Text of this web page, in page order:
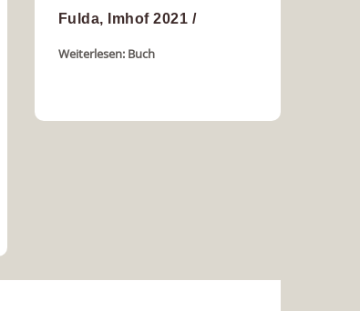
Fulda, Imhof 2021 /
Weiterlesen: Buch